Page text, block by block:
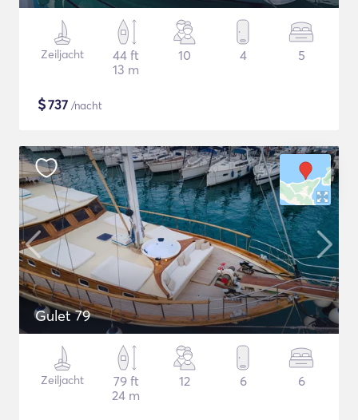
Zeiljacht
44 ft
13 m
10 4 5
$737 /nacht
Gulet 79
Zeiljacht
79 ft
24 m
12 6 6